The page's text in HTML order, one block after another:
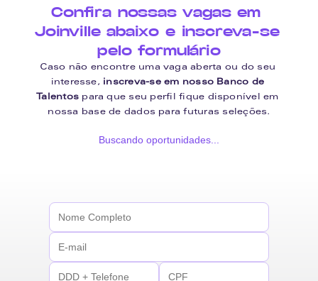
Confira nossas vagas em
Joinville abaixo e inscreva-se
pelo formulário
Caso não encontre uma vaga aberta ou do seu
interesse, inscreva-se em nosso Banco de
Talentos para que seu perfil fique disponível em
nossa base de dados para futuras seleções.
Buscando oportunidades...